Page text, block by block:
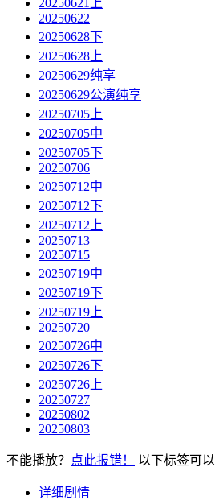
20250622
20250628下
20250628上
20250629纯享
20250629公演纯享
20250705上
20250705中
20250705下
20250706
20250712中
20250712下
20250712上
20250713
20250715
20250719中
20250719下
20250719上
20250720
20250726中
20250726下
20250726上
20250727
20250802
20250803
不能播放？ 点此报错！ 以下标签可
详细剧情